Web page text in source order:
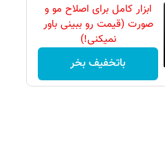
ابزار کامل برای اصلاح مو و
صورت (قیمت رو ببینی باور
نمیکنی!)
باتخفیف بخر